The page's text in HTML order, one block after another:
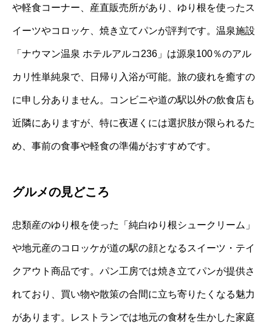
や軽食コーナー、産直販売所があり、ゆり根を使ったス
イーツやコロッケ、焼き立てパンが評判です。温泉施設
「ナウマン温泉 ホテルアルコ236」は源泉100％のアル
カリ性単純泉で、日帰り入浴が可能。旅の疲れを癒すの
に申し分ありません。コンビニや道の駅以外の飲食店も
近隣にありますが、特に夜遅くには選択肢が限られるた
め、事前の食事や軽食の準備がおすすめです。
グルメの見どころ
忠類産のゆり根を使った「純白ゆり根シュークリーム」
や地元産のコロッケが道の駅の顔となるスイーツ・テイ
クアウト商品です。パン工房では焼き立てパンが提供さ
れており、買い物や散策の合間に立ち寄りたくなる魅力
があります。レストランでは地元の食材を生かした家庭